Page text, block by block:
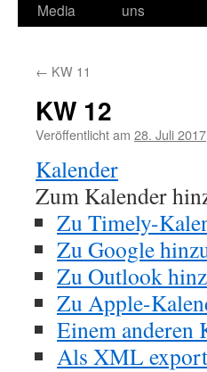
Media
uns
← KW 11
KW 12
Veröffentlicht am 28. Juli 2017
Kalender
Zum Kalender
Zu Timely-
Zu Google
Zu Outlook
Zu Apple-
Einem anderen
Als XML